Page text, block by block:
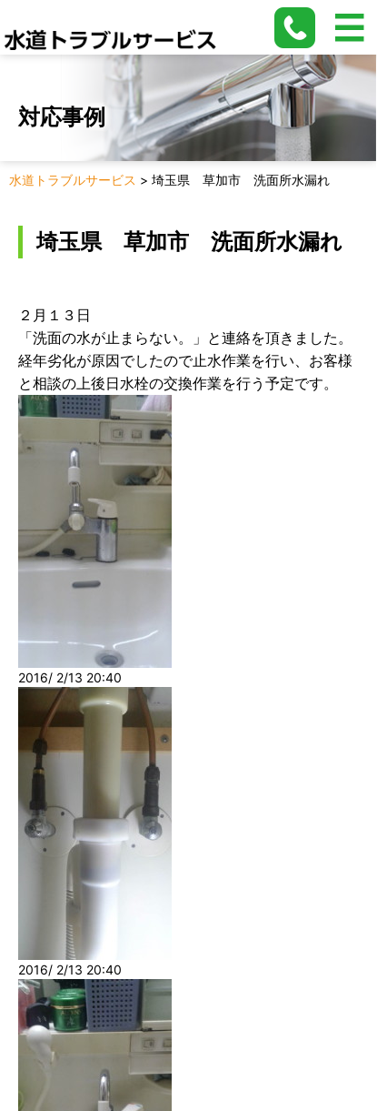
対応事例
水道トラブルサービス > 埼玉県 草加市 洗面所水漏れ
埼玉県 草加市 洗面所水漏れ
２月１３日
「洗面の水が止まらない。」と連絡を頂きました。
経年劣化が原因でしたので止水作業を行い、お客様
と相談の上後日水栓の交換作業を行う予定です。
2016/ 2/13 20:40
2016/ 2/13 20:40